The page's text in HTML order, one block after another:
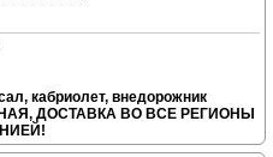
кабриолет, внедорожник
ДОСТАВКА ВО ВСЕ РЕГИОНЫ